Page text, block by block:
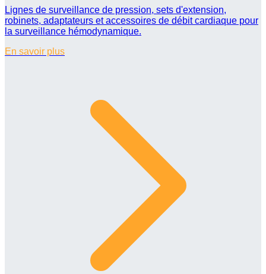
Lignes de surveillance de pression, sets d'extension,
robinets, adaptateurs et accessoires de débit cardiaque pour
la surveillance hémodynamique.
En savoir plus